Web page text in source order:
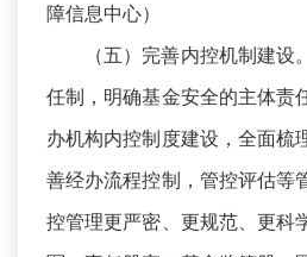
障信息中心）
（五）完善内控机制建
任制，明确基金安全的主体责
办机构内控制度建设，全面梳
善经办流程控制，管控评估等
控管理更严密、更规范、更科